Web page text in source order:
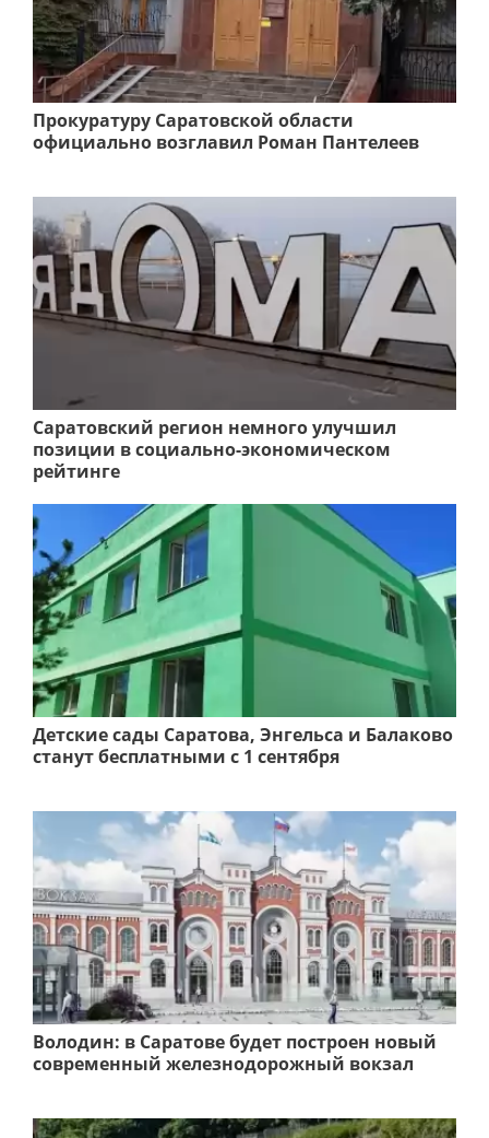
Прокуратуру Саратовской области
официально возглавил Роман Пантелеев
Саратовский регион немного улучшил
позиции в социально-экономическом
рейтинге
Детские сады Саратова, Энгельса и Балаково
станут бесплатными с 1 сентября
Володин: в Саратове будет построен новый
современный железнодорожный вокзал